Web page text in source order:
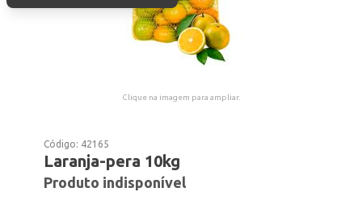
Clique na imagem para ampliar.
Código: 42165
Laranja-pera 10kg
Produto indisponível